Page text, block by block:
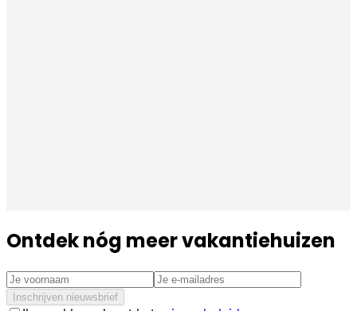
Ontdek nóg meer vakantiehuizen
Inschrijven nieuwsbrief